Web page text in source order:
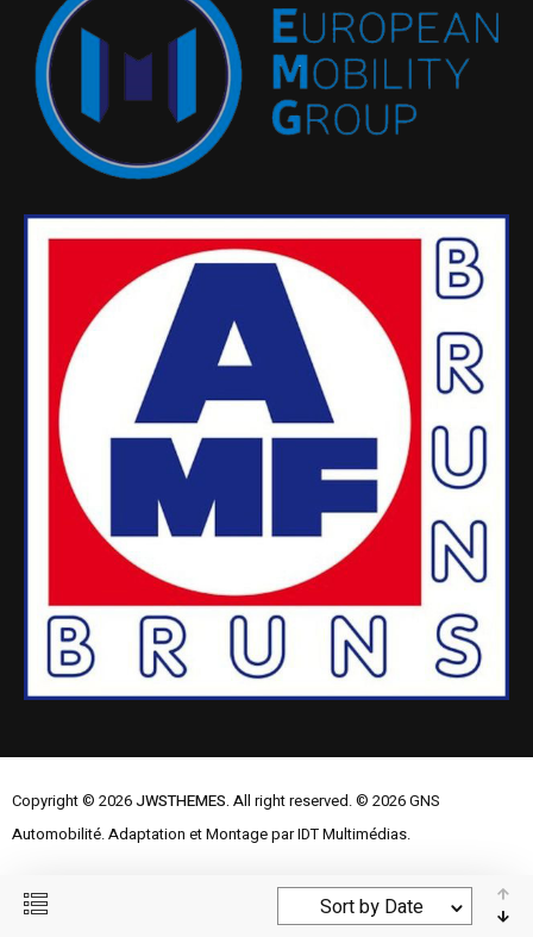
Sort by Date
Copyright © 2026JWSTHEMES. All right reserved. © 2026 GNS
Automobilité. Adaptation et Montage par IDT Multimédias.
Mentions Légales